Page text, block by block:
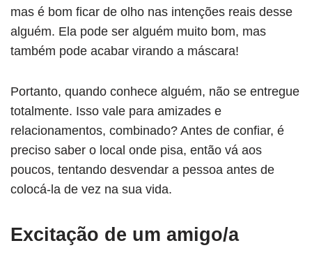
mas é bom ficar de olho nas intenções reais desse
alguém. Ela pode ser alguém muito bom, mas
também pode acabar virando a máscara!
Portanto, quando conhece alguém, não se entregue
totalmente. Isso vale para amizades e
relacionamentos, combinado? Antes de confiar, é
preciso saber o local onde pisa, então vá aos
poucos, tentando desvendar a pessoa antes de
colocá-la de vez na sua vida.
Excitação de um amigo/a